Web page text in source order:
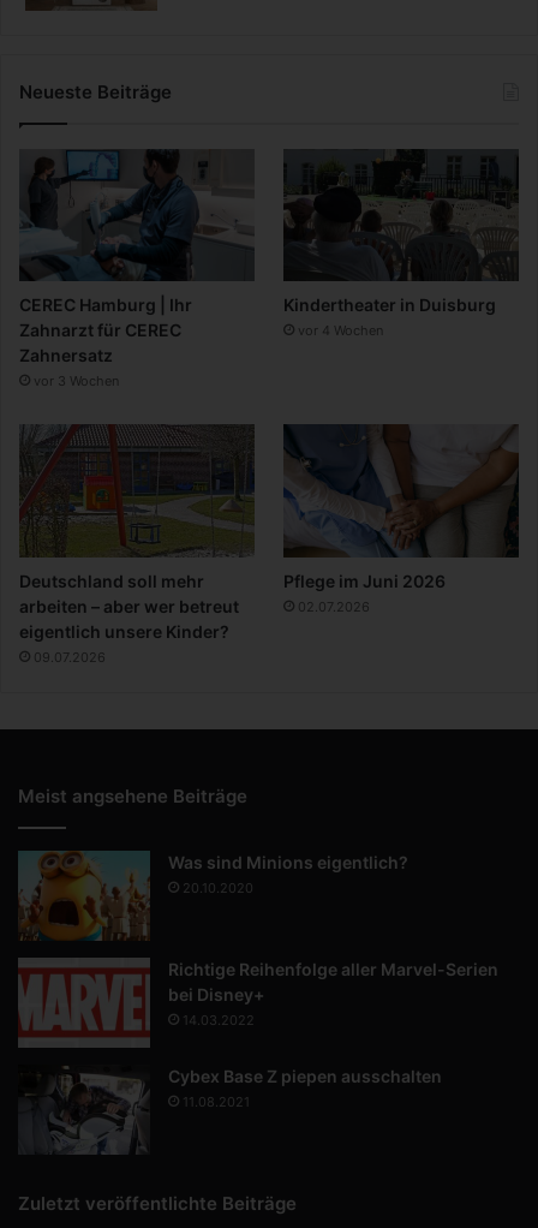
Neueste Beiträge
CEREC Hamburg | Ihr
Zahnarzt für CEREC
Zahnersatz
vor 3 Wochen
Kindertheater in Duisburg
vor 4 Wochen
Deutschland soll mehr
arbeiten – aber wer betreut
eigentlich unsere Kinder?
09.07.2026
Pflege im Juni 2026
02.07.2026
Meist angsehene Beiträge
Was sind Minions eigentlich?
20.10.2020
Richtige Reihenfolge aller Marvel-Serien
bei Disney+
14.03.2022
Cybex Base Z piepen ausschalten
11.08.2021
Zuletzt veröffentlichte Beiträge